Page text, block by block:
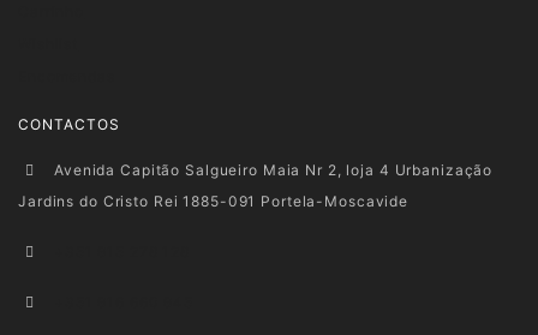
CONTACTOS
Avenida Capitão Salgueiro Maia Nr 2, loja 4 Urbanização
Jardins do Cristo Rei 1885-091 Portela-Moscavide